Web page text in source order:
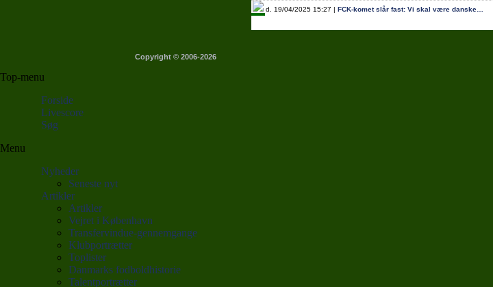
d. 19/04/2025 15:27 | FCK-komet slår fast: Vi skal være danske…
Copyright © 2006-2026
Top-menu
Forside
Livescore
Søg
Menu
Nyheder
Seneste nyt
Artikler
Artikler
Vejret i København
Transfervindue-gennemgange
Klubportrætter
Toplister
Danmarks fodboldhistorie
Talentportrætter